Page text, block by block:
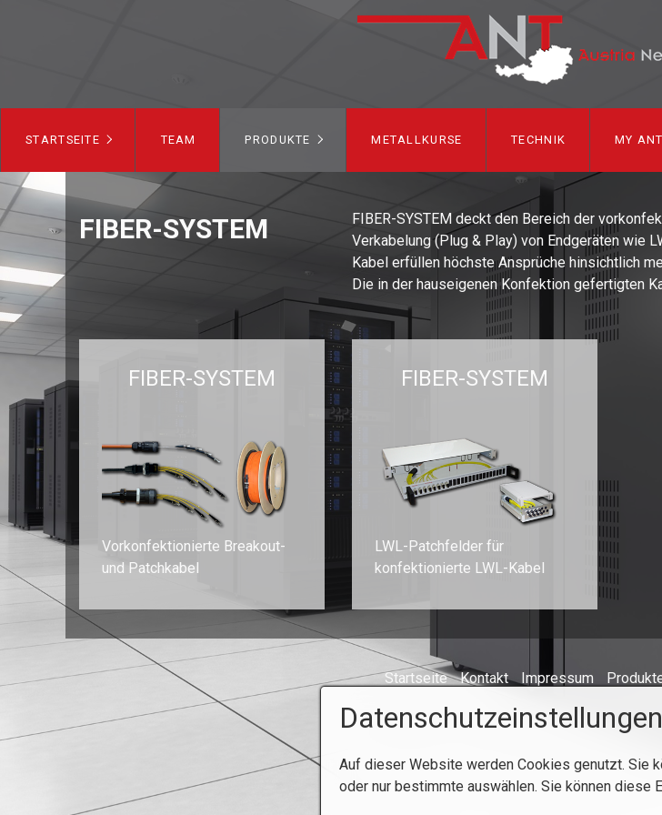
STARTSEITE TEAM PRODUKTE METALLKURSE TECHNIK MY
FIBER-SYSTEM
FIBER-SYSTEM deckt den Bereich der
Verkabelung (Plug & Play) von Endgeräten wie
Kabel erfüllen höchste Ansprüche hinsichtlich
Die in der hauseigenen Konfektion gefertigten
FIBER-SYSTEM
Vorkonfektionierte Breakout-
und Patchkabel
FIBER-SYSTEM
LWL-Patchfelder für
konfektionierte LWL-Kabel
Startseite Kontakt Impressum
© 2023 ANT Handels- und
Datenschutzeinstellungen
Auf dieser Website werden Cookies genutzt. Sie
oder nur bestimmte auswählen. Sie können diese